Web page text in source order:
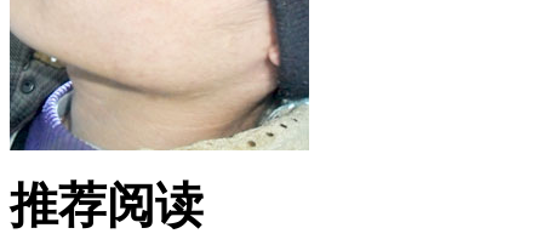
推荐阅读